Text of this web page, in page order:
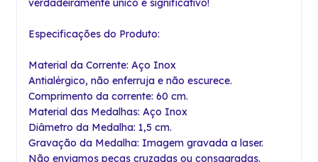
verdadeiramente único e significativo!
Especificações do Produto:
Material da Corrente: Aço Inox
Antialérgico, não enferruja e não escurece.
Comprimento da corrente: 60 cm.
Material das Medalhas: Aço Inox
Diâmetro da Medalha: 1,5 cm.
Gravação da Medalha: Imagem gravada a laser.
Não enviamos peças cruzadas ou consagradas.